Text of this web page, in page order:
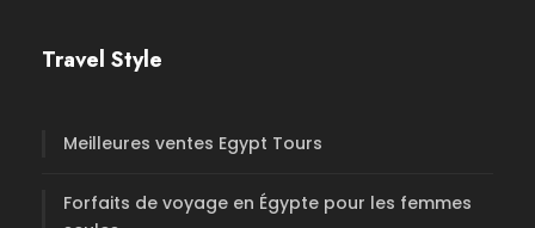
Travel Style
Meilleures ventes Egypt Tours
Forfaits de voyage en Égypte pour les femmes